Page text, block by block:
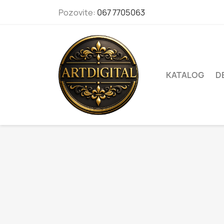
Pozovite: 067 7705063
KATALOG